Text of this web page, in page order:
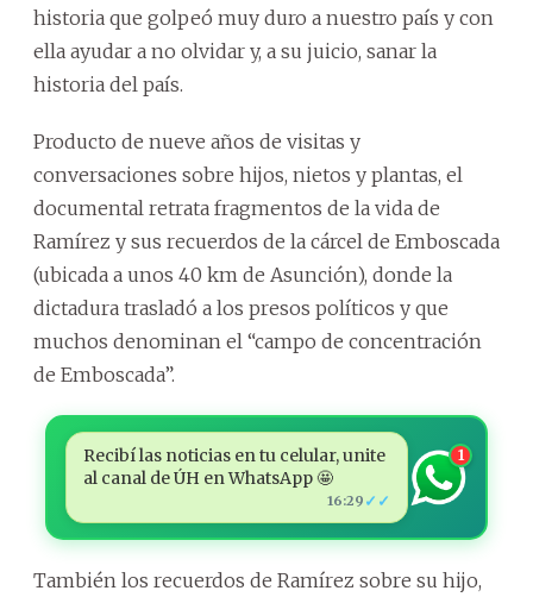
historia que golpeó muy duro a nuestro país y con
ella ayudar a no olvidar y, a su juicio, sanar la
historia del país.
Producto de nueve años de visitas y
conversaciones sobre hijos, nietos y plantas, el
documental retrata fragmentos de la vida de
Ramírez y sus recuerdos de la cárcel de Emboscada
(ubicada a unos 40 km de Asunción), donde la
dictadura trasladó a los presos políticos y que
muchos denominan el “campo de concentración
de Emboscada”.
Recibí las noticias en tu celular, unite
al canal de ÚH en WhatsApp 🤩
16:29 ✓✓
1
También los recuerdos de Ramírez sobre su hijo,